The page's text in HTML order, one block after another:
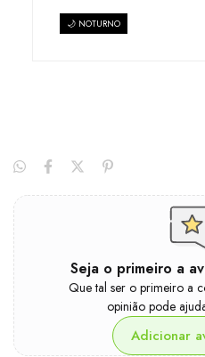
🌙 NOTURNO
Seja o primeiro a
Que tal ser o primeiro a
opinião pode
Adicionar